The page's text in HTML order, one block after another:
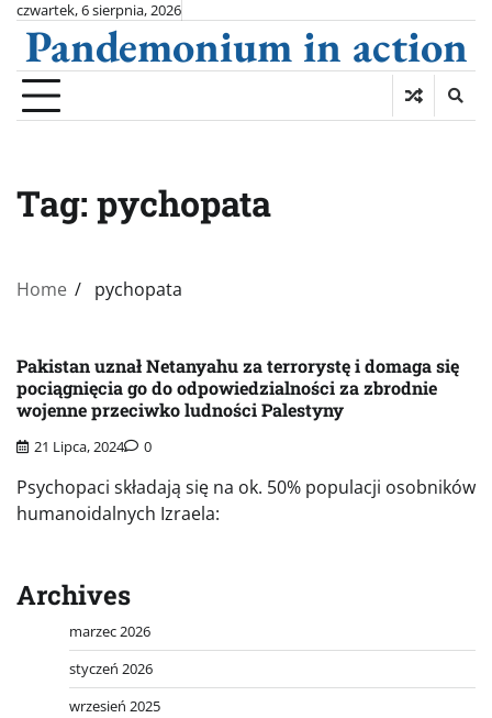
Skip
content
czwartek, 6 sierpnia, 2026
Pandemonium in action
Tag: pychopata
Home pychopata
Pakistan uznał Netanyahu za terrorystę i domaga się
pociągnięcia go do odpowiedzialności za zbrodnie
wojenne przeciwko ludności Palestyny
21 Lipca, 2024 0
Psychopaci składają się na ok. 50% populacji osobników
humanoidalnych Izraela:
Archives
marzec 2026
styczeń 2026
wrzesień 2025